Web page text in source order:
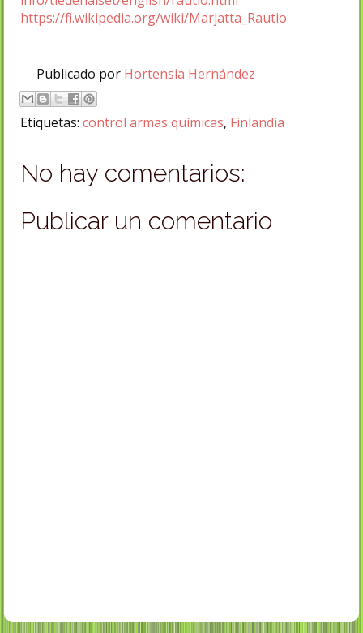
https://fi.wikipedia.org/wiki/Marjatta_Rautio
Publicado por Hortensia Hernández
Etiquetas: control armas químicas, Finlandia
No hay comentarios:
Publicar un comentario